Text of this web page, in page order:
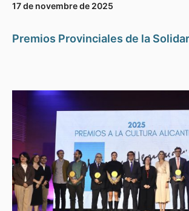
17 de novembre de 2025
Premios Provinciales de la